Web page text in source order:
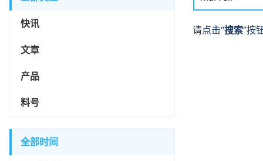
快讯
文章
产品
料号
全部时间
请点击“搜索”按